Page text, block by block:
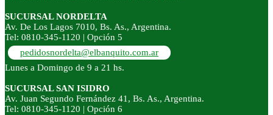
SUCURSAL NORDELTA
Av. De Los Lagos 7010, Bs. As., Argentina.
Tel: 0810-345-1120 | Opción 5
pedidosnordelta@elbanquito.com.ar
Lunes a Domingo de 9 a 21 hs.
SUCURSAL SAN ISIDRO
Av. Juan Segundo Fernández 41, Bs. As., Argentina.
Tel: 0810-345-1120 | Opción 6